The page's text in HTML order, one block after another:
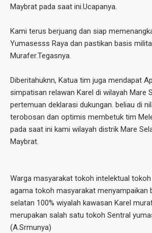
Maybrat pada saat ini.Ucapanya.
Kami terus berjuang dan siap
Yumasesss Raya dan pastikan basis
Murafer.Tegasnya.
Diberitahuknn, Katua tim juga mendapat
simpatisan relawan Karel di wilayah Mare
pertemuan deklarasi dukungan. beliau di
terobosan dan optimis membetuk tim
pada saat ini kami wilayah distrik Mare
Maybrat.
Warga masyarakat tokoh intelektual
agama tokoh masyarakat menyampaikan
selatan 100% wiyalah kawasan Karel
merupakan salah satu tokoh Sentral
(A.Srmunya)